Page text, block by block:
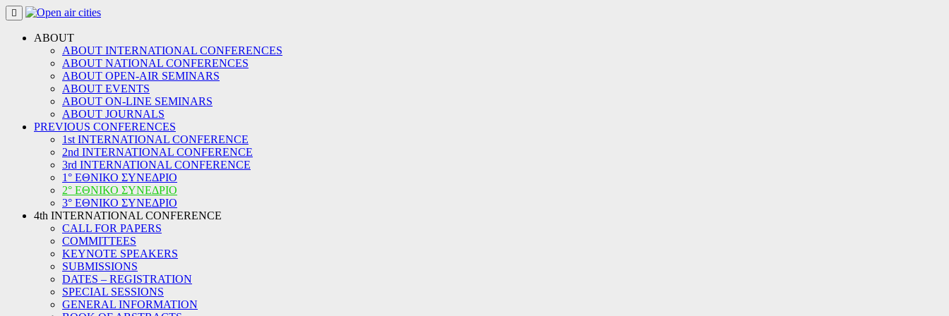
Skip
to
contentABOUT
ABOUT INTERNATIONAL CONFERENCES
ABOUT NATIONAL CONFERENCES
ABOUT OPEN-AIR SEMINARS
ABOUT EVENTS
ABOUT ON-LINE SEMINARS
ABOUT JOURNALS
PREVIOUS CONFERENCES
1st INTERNATIONAL CONFERENCE
2nd INTERNATIONAL CONFERENCE
3rd INTERNATIONAL CONFERENCE
1° ΕΘΝΙΚΟ ΣΥΝΕΔΡΙΟ
2° ΕΘΝΙΚΟ ΣΥΝΕΔΡΙΟ
3° ΕΘΝΙΚΟ ΣΥΝΕΔΡΙΟ
4th INTERNATIONAL CONFERENCE
CALL FOR PAPERS
COMMITTEES
KEYNOTE SPEAKERS
SUBMISSIONS
DATES – REGISTRATION
SPECIAL SESSIONS
GENERAL INFORMATION